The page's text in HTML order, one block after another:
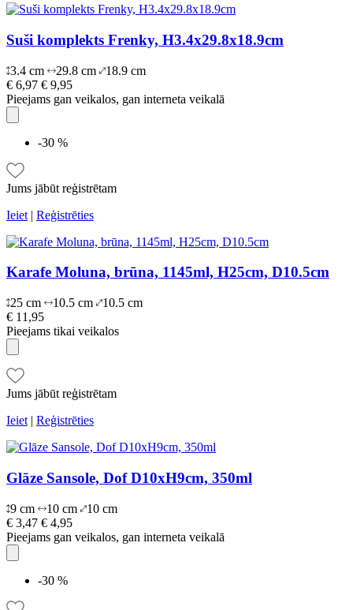
Suši komplekts Frenky, H3.4x29.8x18.9cm
3.4 cm 29.8 cm
18.9 cm
€ 6,97 € 9,95
Pieejams gan veikalos, gan interneta veikalā
-30 %
Jums jābūt reģistrētam
Ieiet | Reģistrēties
Karafe Moluna, brūna, 1145ml, H25cm, D10.5cm
25 cm 10.5 cm
10.5 cm
€ 11,95
Pieejams tikai veikalos
Jums jābūt reģistrētam
Ieiet | Reģistrēties
Glāze Sansole, Dof D10xH9cm, 350ml
9 cm 10 cm
10 cm
€ 3,47 € 4,95
Pieejams gan veikalos, gan interneta veikalā
-30 %